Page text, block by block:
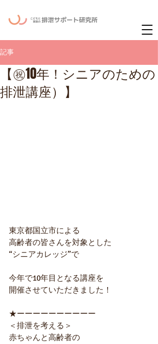
記事
【㊗10年！シニアのための
排泄講座）】
東京都国立市による
高齢者の皆さんを対象とした
“シニアカレッジ”で
今年で10年目となる講座を
開催させていただきました！
★ーーーーーーーーーー
＜排泄を考える＞
赤ちゃんと高齢者の